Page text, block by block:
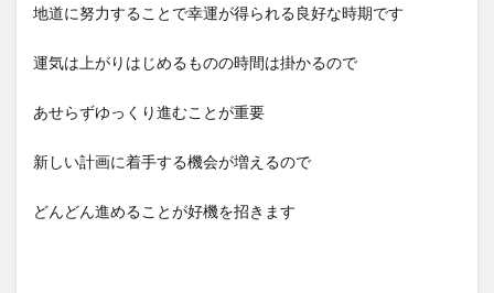
地道に努力することで幸運が得られる良好な時期です
運気は上がりはじめるものの時間は掛かるので
あせらずゆっくり進むことが重要
新しい計画に着手する機会が増えるので
どんどん進めることが好機を招きます